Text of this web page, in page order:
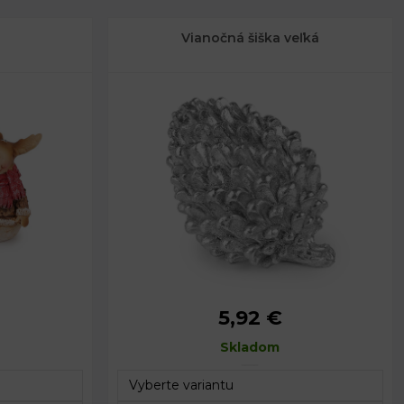
Vianočná šiška veľká
11 x 9 x 8 cm
5,92 €
Skladom